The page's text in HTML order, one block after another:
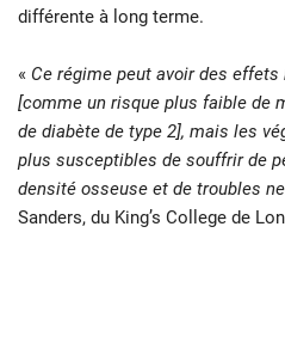
différente à long terme.
« Ce régime peut avoir des effets
[comme un risque plus faible de
de diabète de type 2], mais les
plus susceptibles de souffrir de
densité osseuse et de troubles
Sanders, du King’s College de